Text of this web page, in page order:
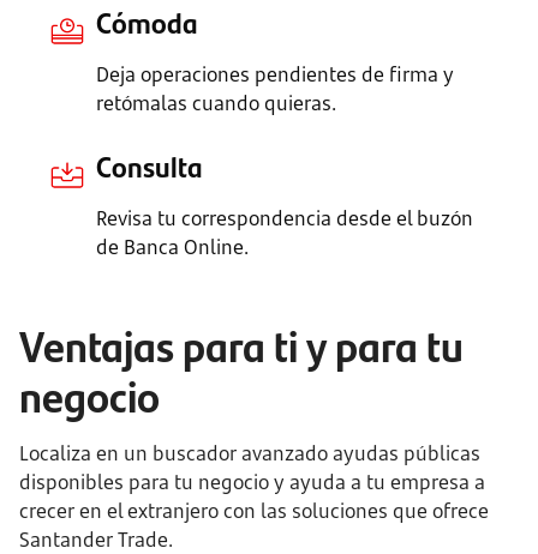
Cómoda
Deja operaciones pendientes de firma y
retómalas cuando quieras.
Consulta
Revisa tu correspondencia desde el buzón
de Banca Online.
Ventajas para ti y para tu
negocio
Localiza en un buscador avanzado ayudas públicas
disponibles para tu negocio y ayuda a tu empresa a
crecer en el extranjero con las soluciones que ofrece
Santander Trade.